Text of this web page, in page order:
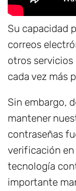
Su capacidad
correos
otros servicios
cada vez más
Sin embargo,
mantener
contraseñas
verificación en
tecnología
importante